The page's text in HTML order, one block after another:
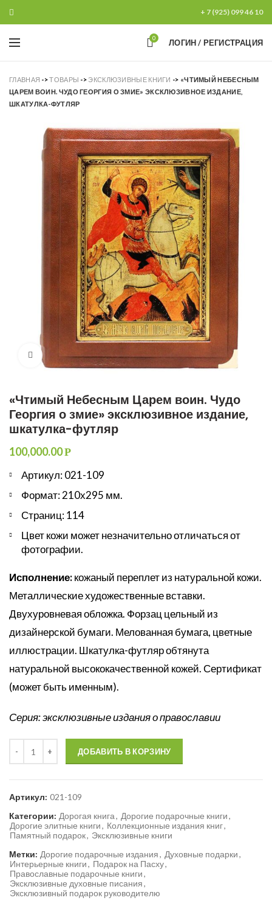
+ 7 (925) 099 46 10
0 ЛОГИН / РЕГИСТРАЦИЯ
ГЛАВНАЯ ->ТОВАРЫ -> ЭКСКЛЮЗИВНЫЕ КНИГИ -> «ЧТИМЫЙ НЕБЕСНЫМ
ЦАРЕМ ВОИН. ЧУДО ГЕОРГИЯ О ЗМИЕ» ЭКСКЛЮЗИВНОЕ ИЗДАНИЕ,
ШКАТУЛКА-ФУТЛЯР
Увеличить
«Чтимый Небесным Царем воин. Чудо
Георгия о змие» эксклюзивное издание,
шкатулка-футляр
100,000.00Р
Артикул: 021-109
Формат: 210х295 мм.
Страниц: 114
Цвет кожи может незначительно отличаться от
фотографии.
Исполнение:кожаный переплет из натуральной кожи.
Металлические художественные вставки.
Двухуровневая обложка. Форзац цельный из
дизайнерской бумаги. Мелованная бумага, цветные
иллюстрации. Шкатулка-футляр обтянута
натуральной высококачественной кожей. Сертификат
(может быть именным).
Серия: эксклюзивные издания о православии
ДОБАВИТЬ В КОРЗИНУ
Артикул: 021-109
Категории: Дорогая книга, Дорогие подарочные книги,
Дорогие элитные книги, Коллекционные издания книг,
Памятный подарок, Эксклюзивные книги
Метки: Дорогие подарочные издания, Духовные подарки,
Интерьерные книги, Подарок на Пасху,
Православные подарочные книги,
Эксклюзивные духовные писания,
Эксклюзивный подарок руководителю